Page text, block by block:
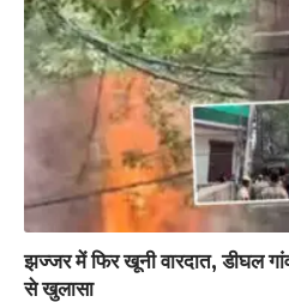
झज्जर में फिर खूनी वारदात, डीघल गांव
से खुलासा